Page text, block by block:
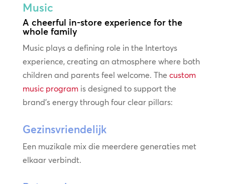
Music
A cheerful in-store experience for the
whole family
Music plays a defining role in the Intertoys
experience, creating an atmosphere where both
children and parents feel welcome. The custom
music programis designed to support the
brand’s energy through four clear pillars:
Gezinsvriendelijk
Een muzikale mix die meerdere generaties met
elkaar verbindt.